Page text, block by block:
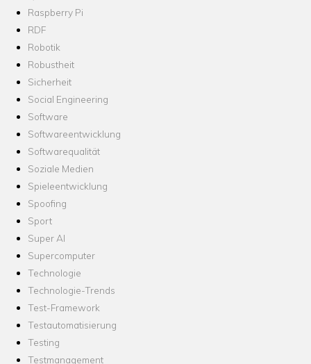
Raspberry Pi
RDF
Robotik
Robustheit
Sicherheit
Social Engineering
Software
Softwareentwicklung
Softwarequalität
Soziale Medien
Spieleentwicklung
Spoofing
Sport
Super AI
Supercomputer
Technologie
Technologie-Trends
Test-Framework
Testautomatisierung
Testing
Testmanagement